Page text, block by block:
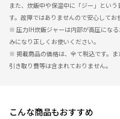
また、炊飯中や保温中に「ジー」とい
す。故障ではありませんので安心してお
※ 圧力IH炊飯ジャーは内部が高圧にな
みになり正しくお使いください。
※ 掲載商品の価格は、全て税込です。
引き取り費等は含まれておりません。
こんな商品もおすすめ